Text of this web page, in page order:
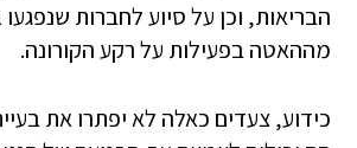
הבריאות, וכן על סיוע לחברות
מההאטה בפעילות על רקע הקורונה.
כידוע, צעדים כאלה לא יפתרו את